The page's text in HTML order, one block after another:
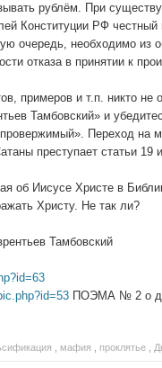
рублём. При
Конституции РФ
очередь, необходимо из
отказа в принятии к
примеров и т.п. никто не
Тамбовский» и
Переход на
преступает статьи 19
об Иисусе Христе в
Христу. Не так ли?
Тамбовский
ПОЭМА № 2 о
мафия проклятье